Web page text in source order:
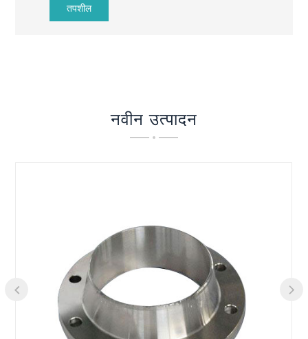
तपशील
नवीन उत्पादन